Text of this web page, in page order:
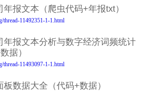
年报文本（爬虫代码+年报txt）
thread-11492351-1-1.html
年报文本分析与数字经济词频统计
据）
thread-11493097-1-1.html
数据大全（代码+数据）